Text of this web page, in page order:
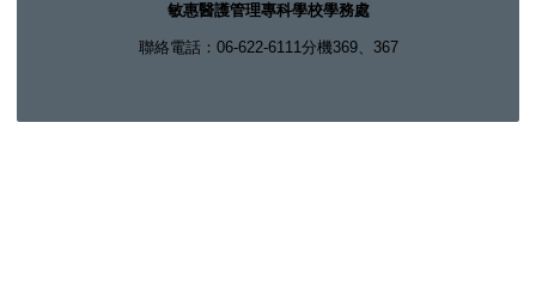
敏惠醫護管理專科學校學務處
聯絡電話：06-622-6111分機369、367